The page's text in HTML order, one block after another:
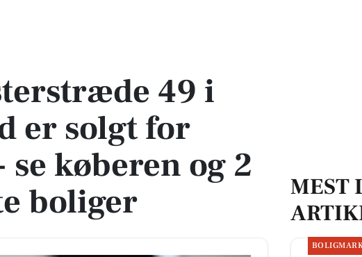
er solgt for 8.100.000 - se køberen og 2 andre solgte boliger
49 i
er solgt for
se køberen og 2
boliger
MEST